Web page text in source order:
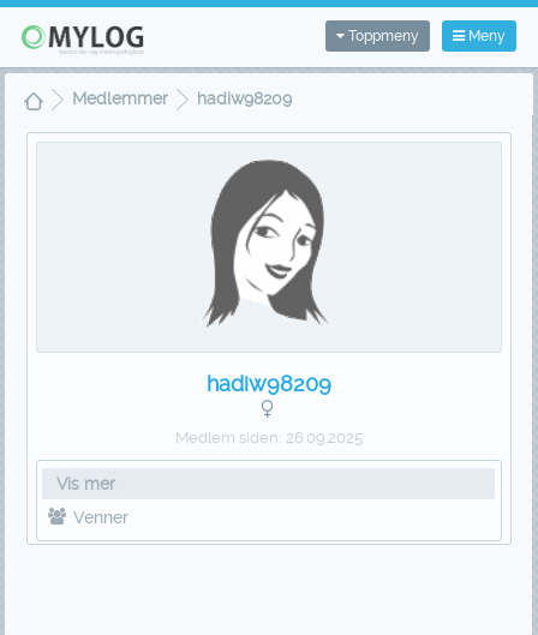
Meny
Toppmeny
Medlemmer hadiw98209
hadiw98209
Medlem siden: 26.09.2025
Vis mer
Venner